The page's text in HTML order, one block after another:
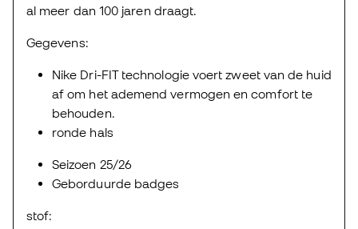
al meer dan 100 jaren draagt.
Gegevens:
Nike Dri-FIT technologie voert zweet van de huid
af om het ademend vermogen en comfort te
behouden.
ronde hals
Seizoen 25/26
Geborduurde badges
stof: